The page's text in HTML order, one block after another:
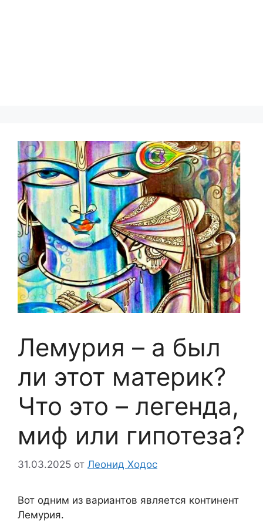
Лемурия – а был
ли этот материк?
Что это – легенда,
миф или гипотеза?
31.03.2025 от Леонид Ходос
Вот одним из вариантов является континент
Лемурия.